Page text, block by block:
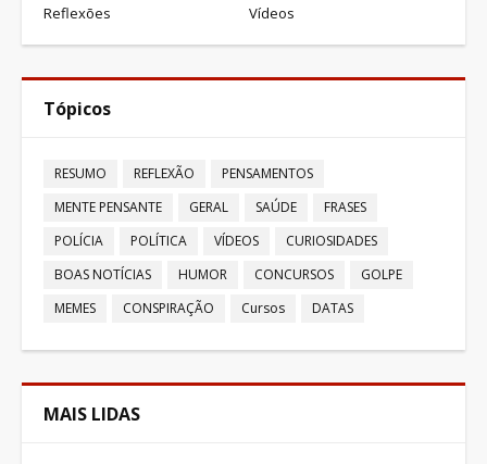
Reflexões
Vídeos
Tópicos
RESUMO REFLEXÃO
PENSAMENTOS
MENTE PENSANTE
GERAL SAÚDE
FRASES
POLÍCIA
POLÍTICA VÍDEOS
CURIOSIDADES
BOAS NOTÍCIAS
HUMOR CONCURSOS
GOLPE
MEMES
CONSPIRAÇÃO Cursos DATAS
MAIS LIDAS